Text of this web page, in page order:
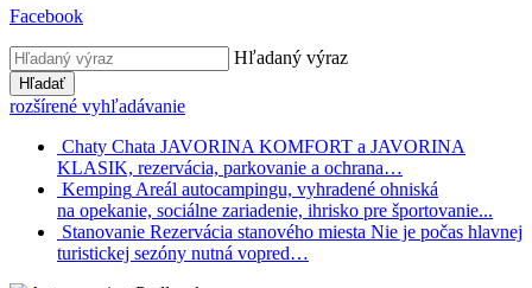
Facebook
Hľadaný výraz
Hľadať
rozšírené vyhľadávanie
Chaty Chata JAVORINA KOMFORT a JAVORINA
KLASIK, rezervácia, parkovanie a ochrana…
Kemping Areál autocampingu, vyhradené ohniská
na opekanie, sociálne zariadenie, ihrisko pre športovanie...
Stanovanie Rezervácia stanového miesta Nie je počas hlavnej
turistickej sezóny nutná vopred…